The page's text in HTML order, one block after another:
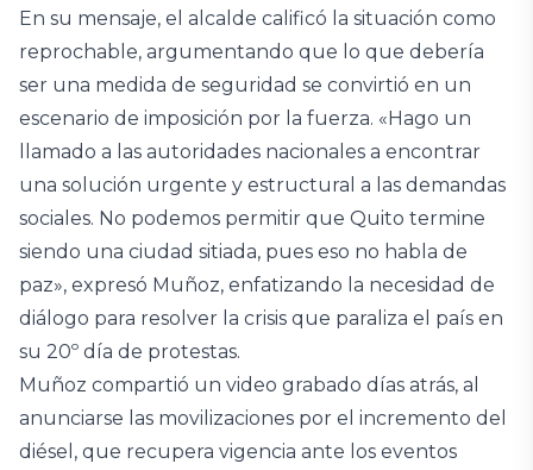
En su mensaje, el alcalde calificó la situación como
reprochable, argumentando que lo que debería
ser una medida de seguridad se convirtió en un
escenario de imposición por la fuerza. «Hago un
llamado a las autoridades nacionales a encontrar
una solución urgente y estructural a las demandas
sociales. No podemos permitir que Quito termine
siendo una ciudad sitiada, pues eso no habla de
paz», expresó Muñoz, enfatizando la necesidad de
diálogo para resolver la crisis que paraliza el país en
su 20º día de protestas.
Muñoz compartió un video grabado días atrás, al
anunciarse las movilizaciones por el incremento del
diésel, que recupera vigencia ante los eventos